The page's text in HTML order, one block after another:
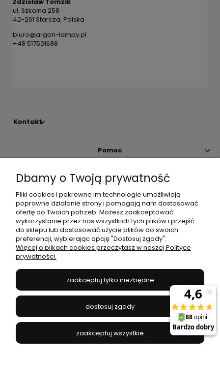
ul. Szkolna 258
42-261 Starcza, Polska
biuro@argon-lampy.pl
+48 517501688
Kontakt
Pomoc
Moje konto
Płatności i dostawa
Informacje
JANEX
669-050-03-43
504 545 749//E-mail:sklep@janexmarket.pl
Dbamy o Twoją prywatność
Pliki cookies i pokrewne im technologie umożliwiają
poprawne działanie strony i pomagają nam dostosować
ofertę do Twoich potrzeb. Możesz zaakceptować
wykorzystanie przez nas wszystkich tych plików i przejść
do sklepu lub dostosować użycie plików do swoich
preferencji, wybierając opcję "Dostosuj zgody".
Więcej o plikach cookies przeczytasz w naszej Polityce
prywatności.
zaakceptuj tylko niezbędne
dostosuj zgody
zaakceptuj wszystkie